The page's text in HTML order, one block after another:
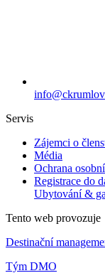
Servis
Zájemci o
Média
Ochrana
Registrace do
Ubytování &
Tento web provozuje
Destinační
Tým DMO